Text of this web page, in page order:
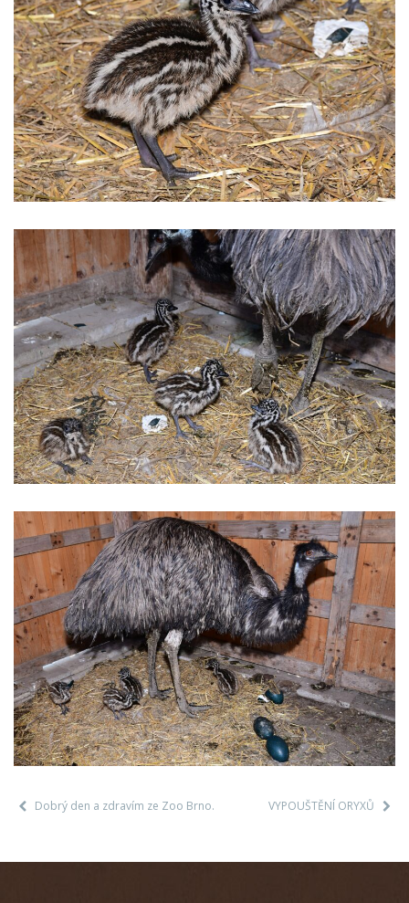
Dobrý den a zdravím ze Zoo Brno. VYPOUŠTĚNÍ ORYXŮ